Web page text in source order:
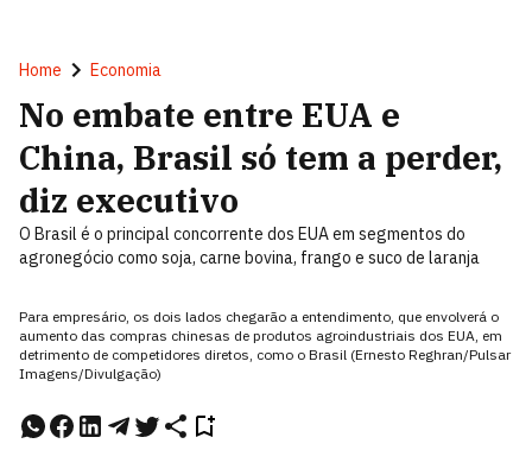
Home Economia
No embate entre EUA e
China, Brasil só tem a perder,
diz executivo
O Brasil é o principal concorrente dos EUA em segmentos do
agronegócio como soja, carne bovina, frango e suco de laranja
Para empresário, os dois lados chegarão a entendimento, que envolverá o
aumento das compras chinesas de produtos agroindustriais dos EUA, em
detrimento de competidores diretos, como o Brasil (Ernesto Reghran/Pulsar
Imagens/Divulgação)